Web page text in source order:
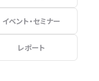
イベント・セミナー
レポート